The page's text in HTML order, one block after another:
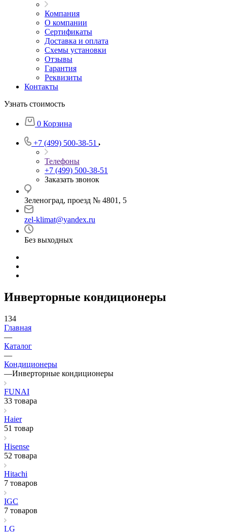
Компания
О компании
Сертификаты
Доставка и оплата
Схемы установки
Отзывы
Гарантия
Реквизиты
Контакты
Узнать стоимость
0 Корзина
+7 (499) 500-38-51
Телефоны
+7 (499) 500-38-51
Заказать звонок
Зеленоград, проезд № 4801, 5
zel-klimat@yandex.ru
Без выходных
Инверторные кондиционеры
134
Главная
—
Каталог
—
Кондиционеры
—Инверторные кондиционеры
FUNAI
33 товара
Haier
51 товар
Hisense
52 товара
Hitachi
7 товаров
IGC
7 товаров
LG